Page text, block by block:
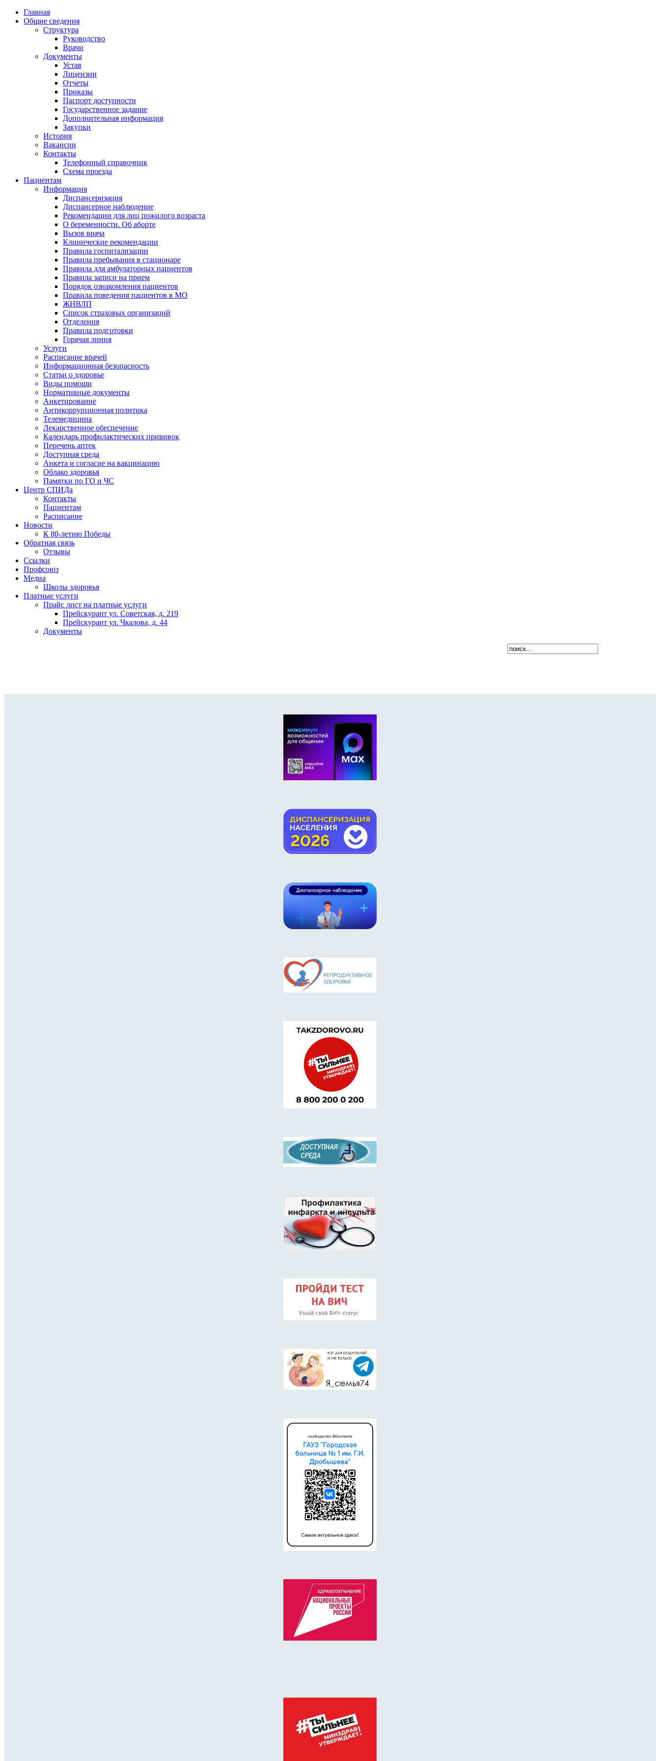
Главная
Общие сведения
Структура
Руководство
Врачи
Документы
Устав
Лицензии
Отчеты
Приказы
Паспорт доступности
Государственное задание
Дополнительная информация
Закупки
История
Вакансии
Контакты
Телефонный справочник
Схема проезда
Пациентам
Информация
Диспансеризация
Диспансерное наблюдение
Рекомендации для лиц пожилого возраста
О беременности. Об аборте
Вызов врача
Клинические рекомендации
Правила госпитализации
Правила пребывания в стационаре
Правила для амбулаторных пациентов
Правила записи на прием
Порядок ознакомления пациентов
Правила поведения пациентов в МО
ЖНВЛП
Список страховых организаций
Отделения
Правила подготовки
Горячая линия
Услуги
Расписание врачей
Информационная безопасность
Статьи о здоровье
Виды помощи
Нормативные документы
Анкетирование
Антикоррупционная политика
Телемедицина
Лекарственное обеспечение
Календарь профилактических прививок
Перечень аптек
Доступная среда
Анкета и согласие на вакцинацию
Облако здоровья
Памятки по ГО и ЧС
Центр СПИДа
Контакты
Пациентам
Расписание
Новости
К 80-летию Победы
Обратная связь
Отзывы
Ссылки
Профсоюз
Медиа
Школы здоровья
Платные услуги
Прайс лист на платные услуги
Прейскурант ул. Советская, д. 219
Прейскурант ул. Чкалова, д. 44
Документы